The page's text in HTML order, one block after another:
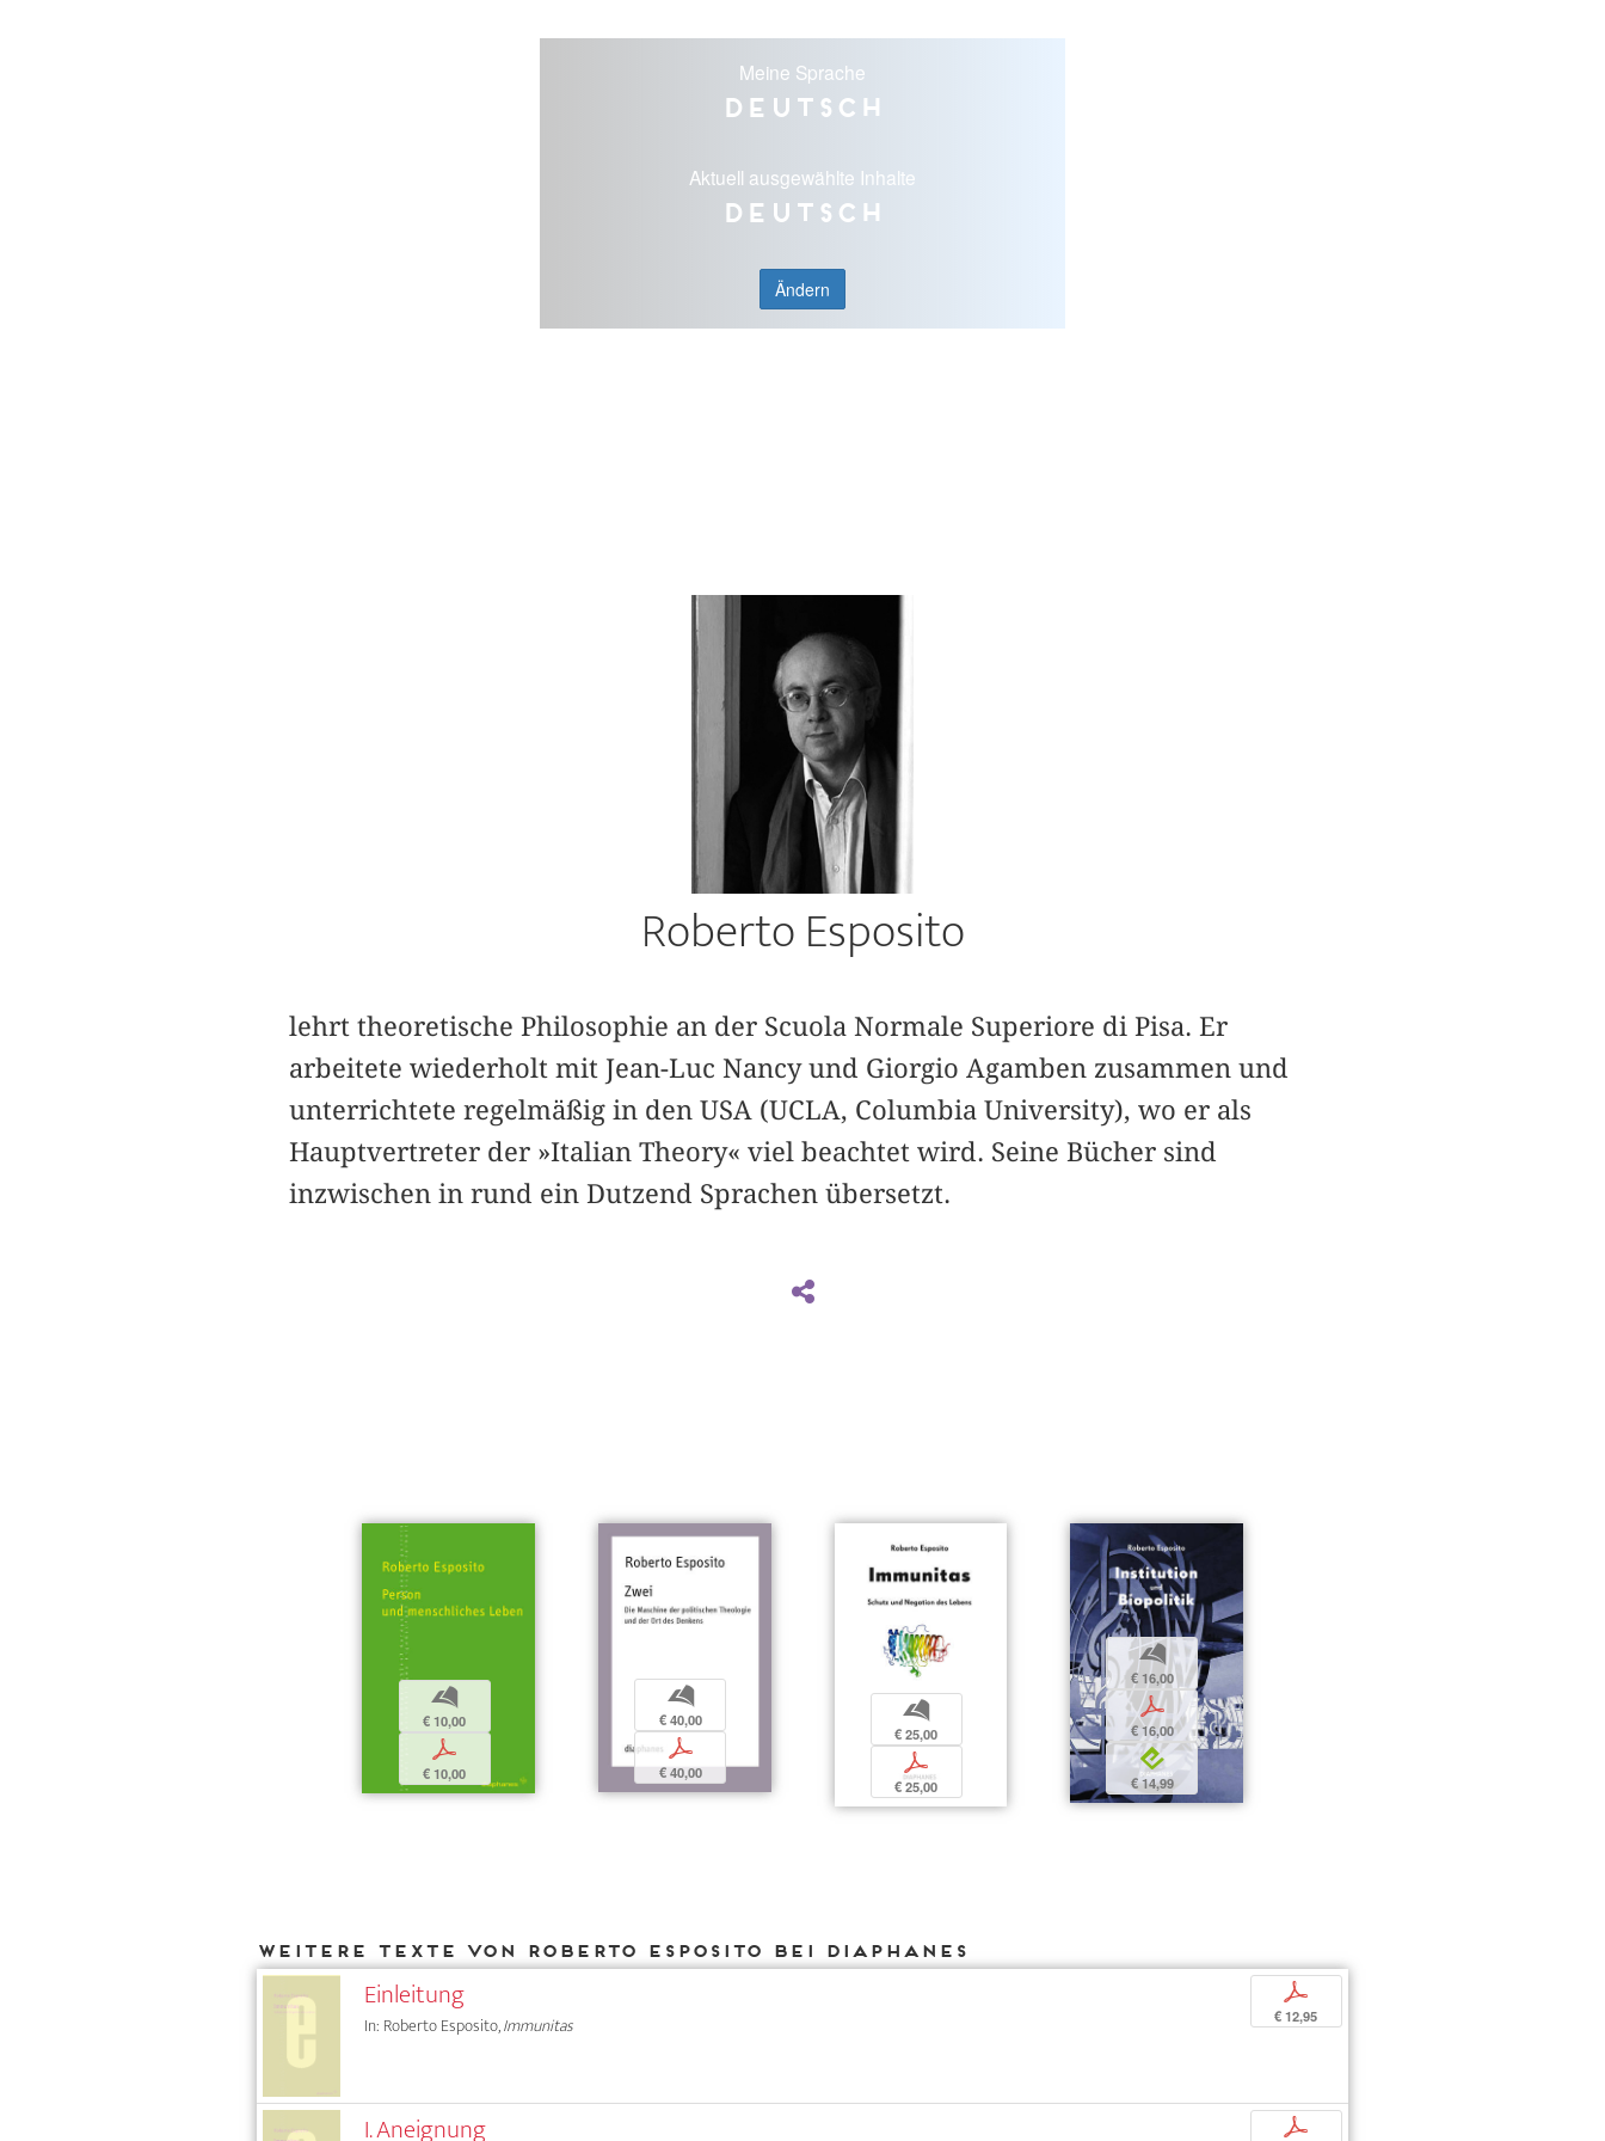
Meine Sprache
Deutsch
Aktuell ausgewählte Inhalte
Deutsch
Ändern
Roberto Esposito
lehrt theoretische Philosophie an der Scuola Normale Superiore di Pisa. Er
arbeitete wiederholt mit Jean-Luc Nancy und Giorgio Agamben zusammen und
unterrichtete regelmäßig in den USA (UCLA, Columbia University), wo er als
Hauptvertreter der »Italian Theory« viel beachtet wird. Seine Bücher sind
inzwischen in rund ein Dutzend Sprachen übersetzt.
b
€ 10,00
p
€ 10,00
b
€ 40,00
p
€ 40,00
b
€ 25,00
p
€ 25,00
b
€ 16,00
p
€ 16,00
e
€ 14,99
Weitere Texte von Roberto Esposito bei DIAPHANES
Einleitung
In: Roberto Esposito,Immunitas
p
€ 12,95
I. Aneignung p